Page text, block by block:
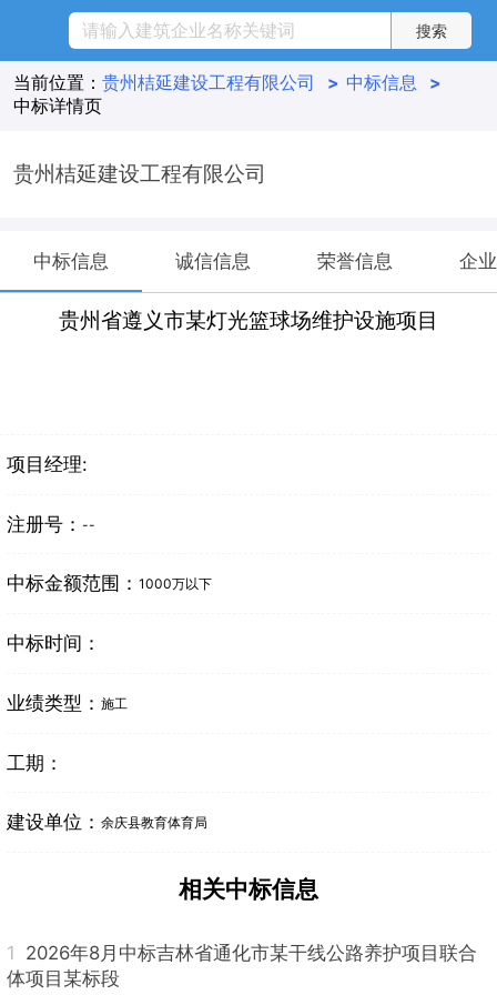
当前位置： 贵州桔延建设工程有限公司 > 中标信息
>
中标详情页
贵州桔延建设工程有限公司
中标信息 诚信信息 荣誉信息 企
贵州省遵义市某灯光篮球场维护设施项目
项目经理:
注册号： --
中标金额范围： 1000万以下
中标时间：
业绩类型： 施工
工期：
建设单位： 余庆县教育体育局
相关中标信息
1 2026年8月中标吉林省通化市某干线公路养护项目联合
体项目某标段